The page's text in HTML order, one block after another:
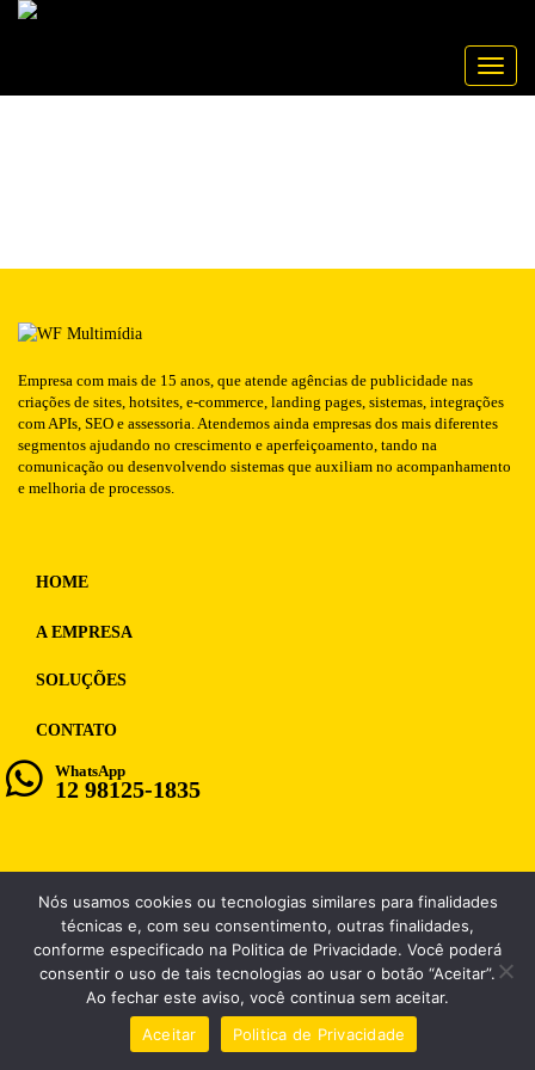
Empresa com mais de 15 anos, que atende agências de publicidade nas
criações de sites, hotsites, e-commerce, landing pages, sistemas, integrações
com APIs, SEO e assessoria. Atendemos ainda empresas dos mais diferentes
segmentos ajudando no crescimento e aperfeiçoamento, tando na
comunicação ou desenvolvendo sistemas que auxiliam no acompanhamento
e melhoria de processos.
HOME
A EMPRESA
SOLUÇÕES
CONTATO
WhatsApp
12 98125-1835
WF MULTIMIDIA, CNPJ: 12.028.859/0001-98
Nós usamos cookies ou tecnologias similares para finalidades
técnicas e, com seu consentimento, outras finalidades,
conforme especificado na Politica de Privacidade. Você poderá
consentir o uso de tais tecnologias ao usar o botão “Aceitar”.
Ao fechar este aviso, você continua sem aceitar.
Aceitar
Politica de Privacidade